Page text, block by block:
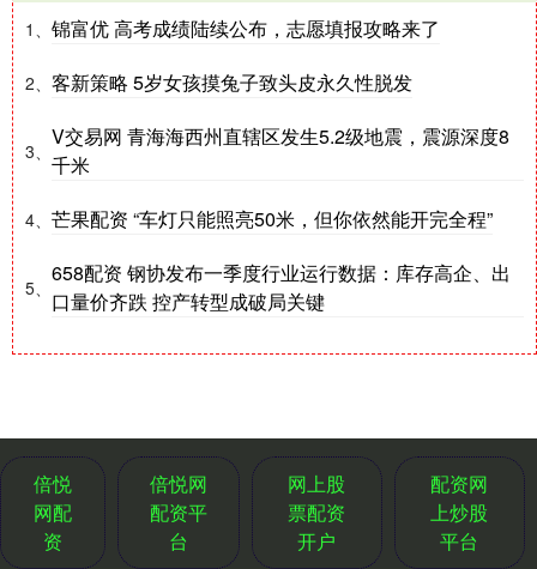
1、 锦富优 高考成绩陆续公布，志愿填报攻略来了
2、 客新策略 5岁女孩摸兔子致头皮永久性脱发
3、
V交易网 青海海西州直辖区发生5.2级地震，震源深度8
千米
4、 芒果配资 “车灯只能照亮50米，但你依然能开完全程”
5、
658配资 钢协发布一季度行业运行数据：库存高企、出
口量价齐跌 控产转型成破局关键
倍悦
网配
资
倍悦网
配资平
台
网上股
票配资
开户
配资网
上炒股
平台